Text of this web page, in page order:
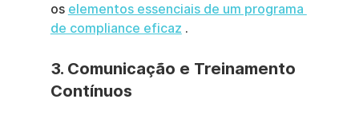
os elementos essenciais de um programa
de compliance eficaz .
3. Comunicação e Treinamento
Contínuos